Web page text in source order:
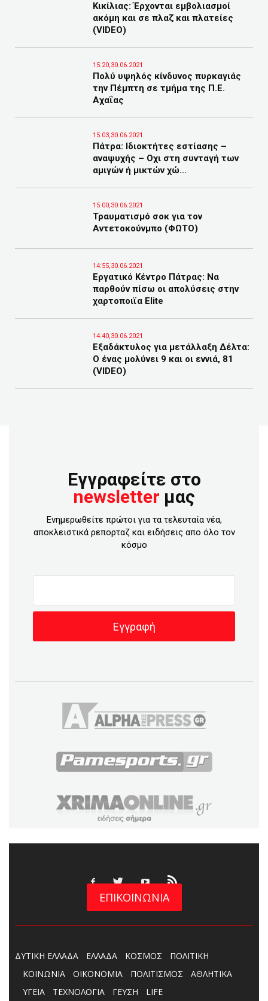
Κικίλιας: Έρχονται εμβολιασμοί
ακόμη και σε πλαζ και πλατείες
(VIDEO)
15:20,30.06.2021
Πολύ υψηλός κίνδυνος πυρκαγιάς
την Πέμπτη σε τμήμα της Π.Ε.
Αχαΐας
15:03,30.06.2021
Πάτρα: Ιδιοκτήτες εστίασης –
αναψυχής – Οχι στη συνταγή των
αμιγών ή μικτών χώ...
15:00,30.06.2021
Τραυματισμό σοκ για τον
Αντετοκούνμπο (ΦΩΤΟ)
14:55,30.06.2021
Εργατικό Κέντρο Πάτρας: Να
παρθούν πίσω οι απολύσεις στην
χαρτοποιϊα Elite
14:40,30.06.2021
Εξαδάκτυλος για μετάλλαξη Δέλτα:
Ο ένας μολύνει 9 και οι εννιά, 81
(VIDEO)
Εγγραφείτε στο
newsletter μας
Ενημερωθείτε πρώτοι για τα τελευταία νέα,
αποκλειστικά ρεπορταζ και ειδήσεις απο όλο τον
κόσμο
ΕΠΙΚΟΙΝΩΝΙΑ
ΔΥΤΙΚΗ ΕΛΛΑΔΑ ΕΛΛΑΔΑ ΚΟΣΜΟΣ
ΠΟΛΙΤΙΚΗ
ΚΟΙΝΩΝΙΑ
ΟΙΚΟΝΟΜΙΑ ΠΟΛΙΤΙΣΜΟΣ
ΑΘΛΗΤΙΚΑ
ΥΓΕΙΑ
ΤΕΧΝΟΛΟΓΙΑ ΓΕΥΣΗ LIFE